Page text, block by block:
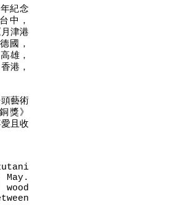
紀念
中，
津港
國，
雄，
港，
藝術
獎》
且收